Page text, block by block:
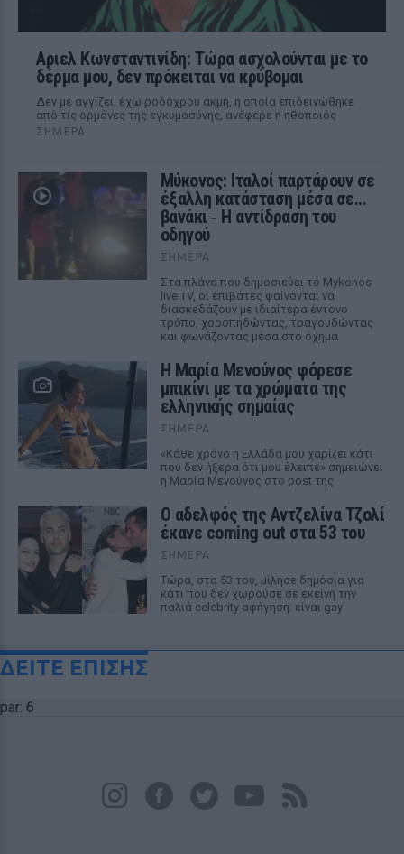
Αριελ Κωνσταντινίδη: Τώρα ασχολούνται με το
δέρμα μου, δεν πρόκειται να κρύβομαι
Δεν με αγγίζει, έχω ροδόχρου ακμή, η οποία επιδεινώθηκε
από τις ορμόνες της εγκυμοσύνης, ανέφερε η ηθοποιός
ΣΉΜΕΡΑ
Μύκονος: Ιταλοί παρτάρουν σε
έξαλλη κατάσταση μέσα σε...
βανάκι ‑ Η αντίδραση του
οδηγού
ΣΉΜΕΡΑ
Στα πλάνα που δημοσιεύει το Mykonos
live TV, οι επιβάτες φαίνονται να
διασκεδάζουν με ιδιαίτερα έντονο
τρόπο, χοροπηδώντας, τραγουδώντας
και φωνάζοντας μέσα στο όχημα
Η Μαρία Μενούνος φόρεσε
μπικίνι με τα χρώματα της
ελληνικής σημαίας
ΣΉΜΕΡΑ
«Κάθε χρόνο η Ελλάδα μου χαρίζει κάτι
που δεν ήξερα ότι μου έλειπε» σημειώνει
η Μαρία Μενούνος στο post της
Ο αδελφός της Αντζελίνα Τζολί
έκανε coming out στα 53 του
ΣΉΜΕΡΑ
Τώρα, στα 53 του, μίλησε δημόσια για
κάτι που δεν χωρούσε σε εκείνη την
παλιά celebrity αφήγηση: είναι gay
ΔΕΙΤΕ ΕΠΙΣΗΣ
par: 6